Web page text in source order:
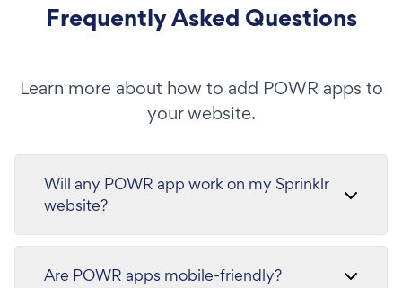
Frequently Asked Questions
Learn more about how to add POWR apps to
your website.
Will any POWR app work on my Sprinklr
website?
Are POWR apps mobile-friendly?